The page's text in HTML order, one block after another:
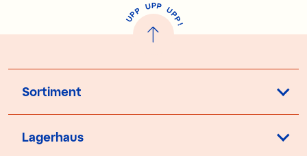
U
P
P UPP UP
P
!
Sortiment
Lagerhaus